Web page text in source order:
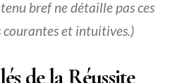
bref ne détaille pas ces
courantes et intuitives.)
de la Réussite